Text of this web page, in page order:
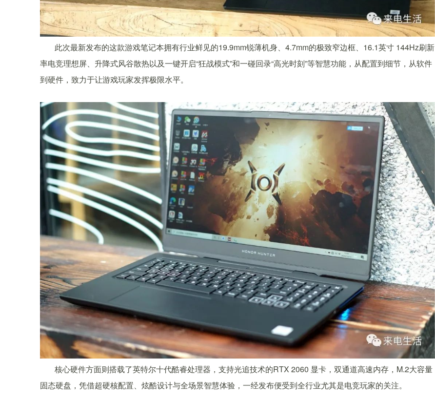
此次最新发布的这款游戏笔记本拥有行业鲜见的19.9mm锐薄机身、4.7mm的极致窄边框、16.1英寸 144Hz刷新
率电竞理想屏、升降式风谷散热以及一键开启“狂战模式”和一碰回录“高光时刻”等智慧功能，从配置到细节，从软件
到硬件，致力于让游戏玩家发挥极限水平。
核心硬件方面则搭载了英特尔十代酷睿处理器，支持光追技术的RTX 2060 显卡，双通道高速内存，M.2大容量
固态硬盘，凭借超硬核配置、炫酷设计与全场景智慧体验，一经发布便受到全行业尤其是电竞玩家的关注。